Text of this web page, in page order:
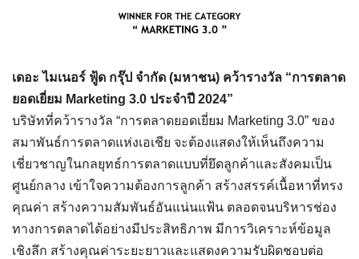
เดอะ ไมเนอร์ ฟู้ด กรุ๊ป จำกัด (มหาชน) คว้ารางวัล “การตลาด
ยอดเยี่ยม Marketing 3.0 ประจำปี 2024”
บริษัทที่คว้ารางวัล “การตลาดยอดเยี่ยม Marketing 3.0” ของ
สมาพันธ์การตลาดแห่งเอเชีย จะต้องแสดงให้เห็นถึงความ
เชี่ยวชาญในกลยุทธ์การตลาดแบบที่ยึดลูกค้าและสังคมเป็น
ศูนย์กลาง เข้าใจความต้องการลูกค้า สร้างสรรค์เนื้อหาที่ทรง
คุณค่า สร้างความสัมพันธ์อันแน่นแฟ้น ตลอดจนบริหารช่อง
ทางการตลาดได้อย่างมีประสิทธิภาพ มีการวิเคราะห์ข้อมูล
เชิงลึก สร้างคุณค่าระยะยาวและแสดงความรับผิดชอบต่อ